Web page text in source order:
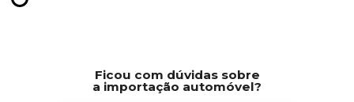
Ficou com dúvidas sobre
a importação automóvel?